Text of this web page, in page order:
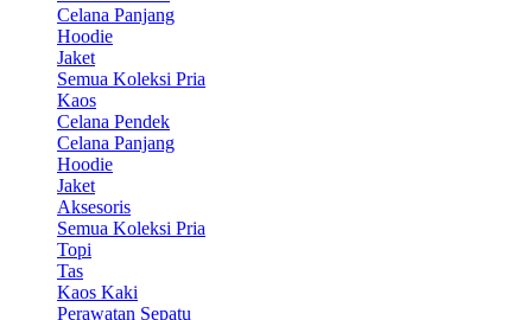
Celana Panjang
Hoodie
Jaket
Semua Koleksi Pria
Kaos
Celana Pendek
Celana Panjang
Hoodie
Jaket
Aksesoris
Semua Koleksi Pria
Topi
Tas
Kaos Kaki
Perawatan Sepatu